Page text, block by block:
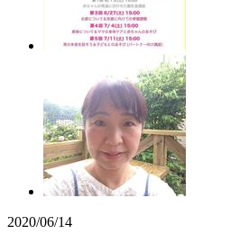
2020/06/14